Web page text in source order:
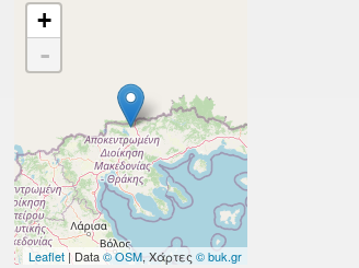
+
-
Leaflet| Data© OSM, Χάρτες © buk.gr